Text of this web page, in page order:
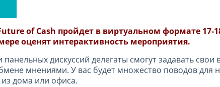
of Cash пройдет в виртуальном формате 17-
оценят интерактивность мероприятия.
дискуссий делегаты смогут задавать
мнениями. У вас будет множество поводов для
дома или офиса.